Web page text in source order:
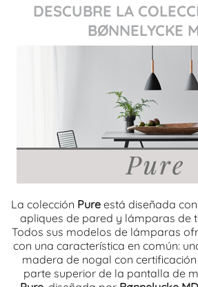
DESCUBRE LA
BØNNELYCKE
La colección Pure está diseñada
apliques de pared y lámparas de
Todos sus modelos de lámparas
con una característica en común:
madera de nogal con certificación
parte superior de la pantalla de